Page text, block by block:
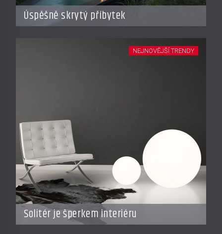
Úspěšně skrytý příbytek
Solitér je šperkem interiéru
NEJNOVĚJŠÍ TRENDY